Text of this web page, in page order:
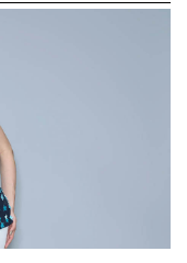
อ เพราะได้นำ
มาเปิดที่ขอนแก่น
Baru Mini (ชาบูหม้อ
ตอนนี้ที่ขอนแก่นก็
ง Nose Tea และ
ย
กับแบรนด์อย่าง
/ Freak และ